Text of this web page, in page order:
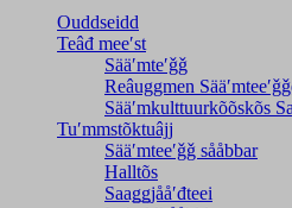
Ouddseidd
Teâđ meeʹst
Sääʹmteʹǧǧ
Reâuggmen
Sääʹmkulttuurkõõskõs
Tuʹmmstõktuâjj
Sääʹmteeʹǧǧ sååbbar
Halltõs
Saaǥǥjååʹđteei